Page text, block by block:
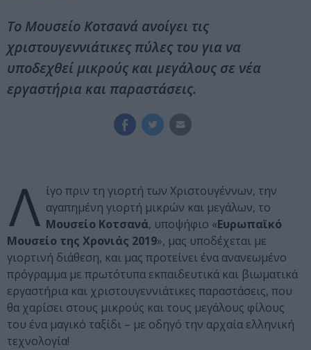
To Μουσείο Κοτσανά ανοίγει τις
χριστουγεννιάτικες πύλες του για να
υποδεχθεί μικρούς και μεγάλους σε νέα
εργαστήρια και παραστάσεις.
Λ ίγο πριν τη γιορτή των Χριστουγέννων, την
αγαπημένη γιορτή μικρών και μεγάλων, το
Μουσείο Κοτσανά, υποψήφιο «Ευρωπαϊκό
Μουσείο της Χρονιάς 2019», μας υποδέχεται με
γιορτινή διάθεση, και μας προτείνει ένα ανανεωμένο
πρόγραμμα με πρωτότυπα εκπαιδευτικά και βιωματικά
εργαστήρια και χριστουγεννιάτικες παραστάσεις, που
θα χαρίσει στους μικρούς και τους μεγάλους φίλους
του ένα μαγικό ταξίδι – με οδηγό την αρχαία ελληνική
τεχνολογία!